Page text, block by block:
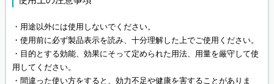
・用途以外には使用しないでください。
・使用前に必ず製品表示を読み、十分理解した上でご使用ください。
・目的とする効能、効果にそって定められた用法、用量を厳守して使
用してください。
・間違った使い方をすると、効力不足や健康を害することがありま